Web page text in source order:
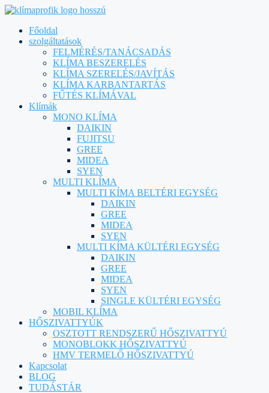
Főoldal
szolgáltatások
FELMÉRÉS/TANÁCSADÁS
KLÍMA BESZERELÉS
KLÍMA SZERELÉS/JAVÍTÁS
KLÍMA KARBANTARTÁS
FŰTÉS KLÍMÁVAL
Klímák
MONO KLÍMA
DAIKIN
FUJITSU
GREE
MIDEA
SYEN
MULTI KLÍMA
MULTI KÍMA BELTÉRI EGYSÉG
DAIKIN
GREE
MIDEA
SYEN
MULTI KÍMA KÜLTÉRI EGYSÉG
DAIKIN
GREE
MIDEA
SYEN
SINGLE KÜLTÉRI EGYSÉG
MOBIL KLÍMA
HŐSZIVATTYÚK
OSZTOTT RENDSZERŰ HŐSZIVATTYÚ
MONOBLOKK HŐSZIVATTYÚ
HMV TERMELŐ HŐSZIVATTYÚ
Kapcsolat
BLOG
TUDÁSTÁR